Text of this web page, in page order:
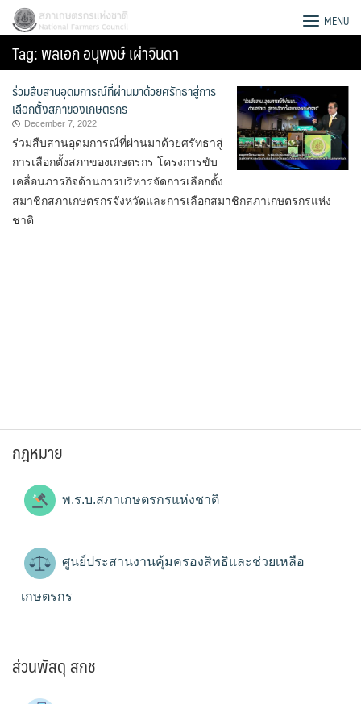
Skip
content
สภาเกษตรกรแห่งชาติ MENU
Tag:พลเอก อนุพงษ์ เผ่าจินดา
ร่วมสืบสานอุดมการณ์ที่ผ่านมาด้วยศรัทธาสู่การ
เลือกตั้งสภาของเกษตรกร
December 7, 2022
ร่วมสืบสานอุดมการณ์ที่ผ่านมาด้วยศรัทธาสู่
การเลือกตั้งสภาของเกษตรกร โครงการขับ
เคลื่อนภารกิจด้านการบริหารจัดการเลือกตั้ง
สมาชิกสภาเกษตรกรจังหวัดและการเลือกสมาชิกสภาเกษตรกรแห่ง
ชาติ
กฎหมาย
พ.ร.บ.สภาเกษตรกรแห่งชาติ
ศูนย์ประสานงานคุ้มครองสิทธิและช่วยเหลือ
เกษตรกร
ส่วนพัสดุ สกช